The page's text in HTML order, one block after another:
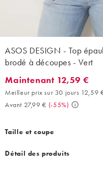
ASOS DESIGN - Top
brodé à découpes - Vert
Maintenant 12,59 €.
Maintenant 12,59 €
Meilleur prix sur 30 jours 12,59
Avant 27,99 € (-55%)
Taille et coupe
Détail des produits